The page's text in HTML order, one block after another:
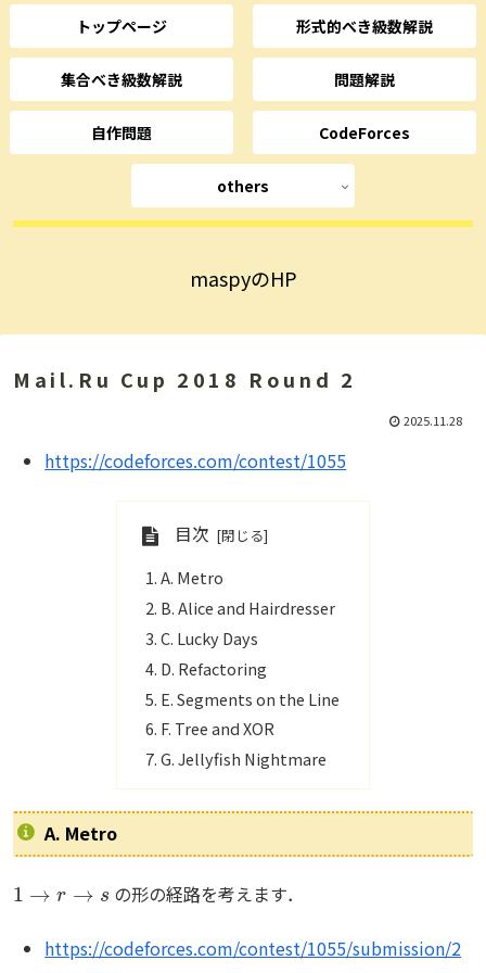
maspyのHP
トップページ 形式的べき級数解説
集合べき級数解説 問題解説
自作問題 CodeForces
others
Mail.Ru Cup 2018 Round 2
2025.11.28
https://codeforces.com/contest/1055
目次
A. Metro
B. Alice and Hairdresser
C. Lucky Days
D. Refactoring
E. Segments on the Line
F. Tree and XOR
G. Jellyfish Nightmare
A. Metro
の形の経路を考えます．
https://codeforces.com/contest/1055/submission/2